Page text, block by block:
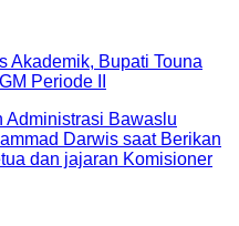
Akademik, Bupati Touna
Periode II